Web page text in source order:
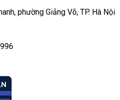
phường Giảng Võ, TP. Hà Nội